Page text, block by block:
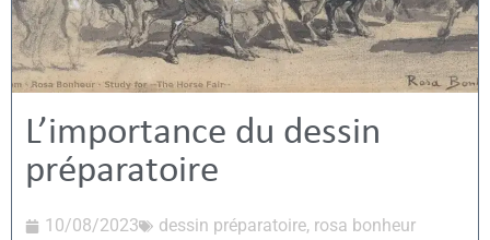
L’importance du dessin
préparatoire
10/08/2023 dessin préparatoire, rosa bonheur